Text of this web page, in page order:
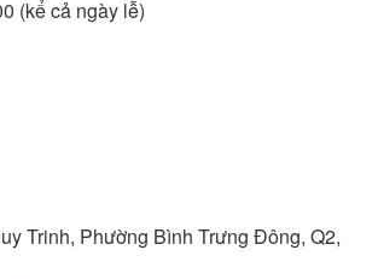
(kể cả ngày lễ)
Trinh, Phường Bình Trưng Đông, Q2,